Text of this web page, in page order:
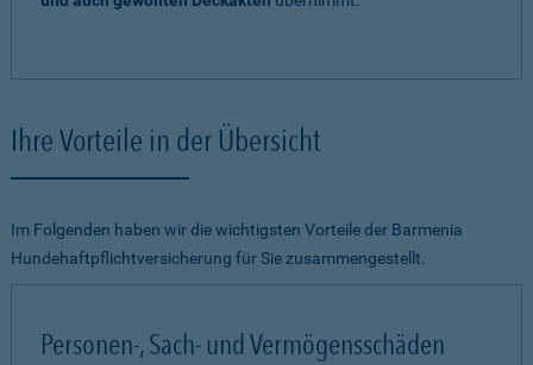
Ihre Vorteile in der Übersicht
Im Folgenden haben wir die wichtigsten Vorteile der Barmenia
Hundehaftpflichtversicherung für Sie zusammengestellt.
Personen-, Sach- und Vermögensschäden